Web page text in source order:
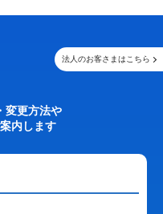
法人のお客さまはこちら
変更⽅法や
内します